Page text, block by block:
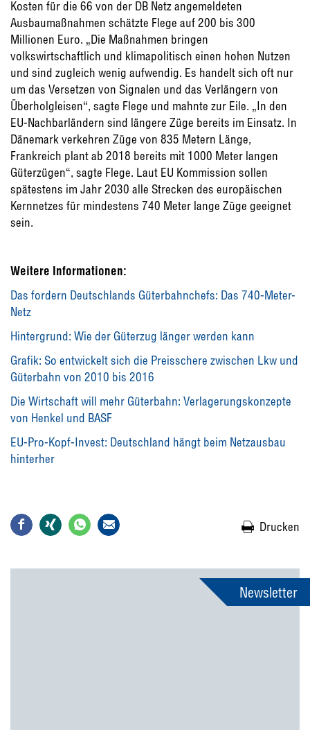
Kosten für die 66 von der DB Netz angemeldeten
Ausbaumaßnahmen schätzte Flege auf 200 bis 300
Millionen Euro. „Die Maßnahmen bringen
volkswirtschaftlich und klimapolitisch einen hohen Nutzen
und sind zugleich wenig aufwendig. Es handelt sich oft nur
um das Versetzen von Signalen und das Verlängern von
Überholgleisen“, sagte Flege und mahnte zur Eile. „In den
EU-Nachbarländern sind längere Züge bereits im Einsatz. In
Dänemark verkehren Züge von 835 Metern Länge,
Frankreich plant ab 2018 bereits mit 1000 Meter langen
Güterzügen“, sagte Flege. Laut EU Kommission sollen
spätestens im Jahr 2030 alle Strecken des europäischen
Kernnetzes für mindestens 740 Meter lange Züge geeignet
sein.
Weitere Informationen:
Das fordern Deutschlands Güterbahnchefs: Das 740-Meter-
Netz
Hintergrund: Wie der Güterzug länger werden kann
Grafik: So entwickelt sich die Preisschere zwischen Lkw und
Güterbahn von 2010 bis 2016
Die Wirtschaft will mehr Güterbahn: Verlagerungskonzepte
von Henkel und BASF
EU-Pro-Kopf-Invest: Deutschland hängt beim Netzausbau
hinterher
Drucken
Newsletter